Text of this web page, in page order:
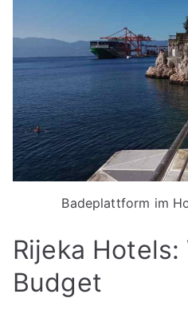
Badeplattform im
Rijeka
Budget